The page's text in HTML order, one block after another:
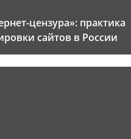
цензура»: практика
сайтов в России